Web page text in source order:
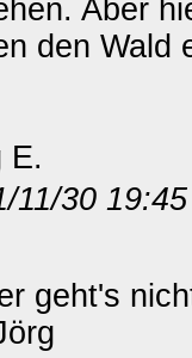
Aber
den Wald
E.
11/30 19:45
geht's